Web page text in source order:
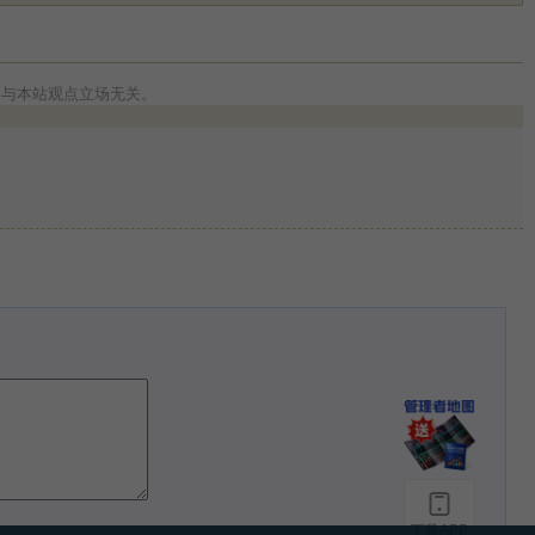
本站观点立场无关。
下载APP